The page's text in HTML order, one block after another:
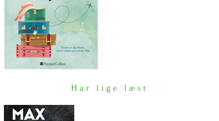
Har lige læst